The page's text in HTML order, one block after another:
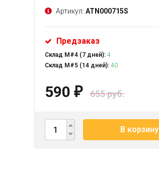
Артикул: ATN000715S
Предзаказ
Склад М#4 (7 дней): 4
Склад М#5 (14 дней): 40
590 ₽ 655 руб.
В корзину